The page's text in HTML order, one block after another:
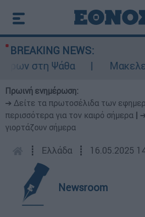
BREAKING NEWS:
στη Ψάθα
Πρωινή ενημέρωση:
➔ Δείτε τα πρωτοσέλιδα των
περισσότερα για τον καιρό σήμερα
γιορτάζουν σήμερα
┋ Ελλάδα ┋ 16.05.2025
Newsroom